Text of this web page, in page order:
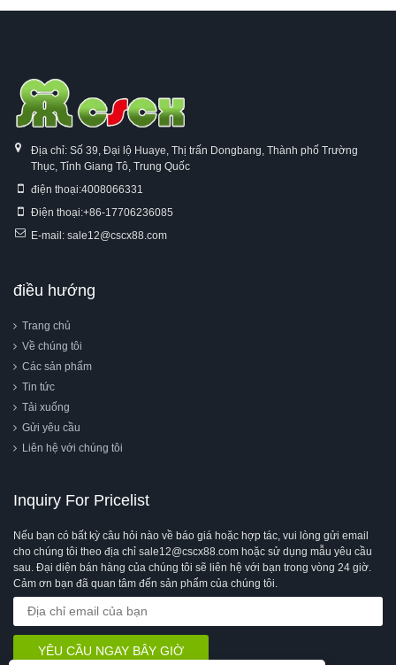
Địa chỉ: Số 39, Đại lộ Huaye, Thị trấn Dongbang, Thành phố Trường
Thục, Tỉnh Giang Tô, Trung Quốc
điện thoại:4008066331
Điện thoại:+86-17706236085
E-mail: sale12@cscx88.com
điều hướng
Trang chủ
Về chúng tôi
Các sản phẩm
Tin tức
Tải xuống
Gửi yêu cầu
Liên hệ với chúng tôi
Inquiry For Pricelist
Nếu bạn có bất kỳ câu hỏi nào về báo giá hoặc hợp tác, vui lòng gửi email
cho chúng tôi theo địa chỉ sale12@cscx88.com hoặc sử dụng mẫu yêu cầu
sau. Đại diện bán hàng của chúng tôi sẽ liên hệ với bạn trong vòng 24 giờ.
Cảm ơn bạn đã quan tâm đến sản phẩm của chúng tôi.